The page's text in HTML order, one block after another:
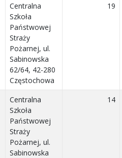
Centralna
Szkoła
Państwowej
Straży
Pożarnej, ul.
Sabinowska
62/64, 42-280
Częstochowa
19
Centralna
Szkoła
Państwowej
Straży
Pożarnej, ul.
Sabinowska
14